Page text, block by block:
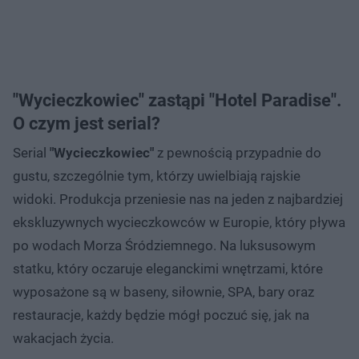
"Wycieczkowiec" zastąpi "Hotel Paradise".
O czym jest serial?
Serial "Wycieczkowiec" z pewnością przypadnie do
gustu, szczególnie tym, którzy uwielbiają rajskie
widoki. Produkcja przeniesie nas na jeden z najbardziej
ekskluzywnych wycieczkowców w Europie, który pływa
po wodach Morza Śródziemnego. Na luksusowym
statku, który oczaruje eleganckimi wnętrzami, które
wyposażone są w baseny, siłownie, SPA, bary oraz
restauracje, każdy będzie mógł poczuć się, jak na
wakacjach życia.